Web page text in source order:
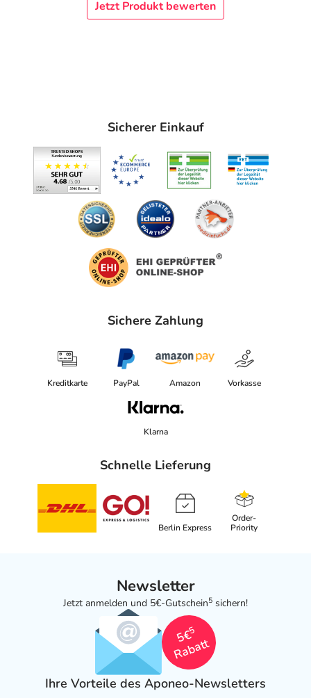
Allergene) sind bei den Lebensmittelangaben als pdf
Jetzt Produkt bewerten
Sicherer Einkauf
Sichere Zahlung
Kreditkarte PayPal Amazon Vorkasse
Klarna
Schnelle Lieferung
Berlin Express
Order-
Priority
Newsletter
Jetzt anmelden und 5€-Gutschein5 sichern!
5€
5
Rabatt
Ihre Vorteile des Aponeo-Newsletters